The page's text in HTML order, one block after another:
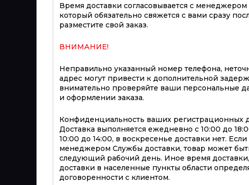
Время доставки согласовывается с
который обязательно свяжется с вами сразу
разместите свой заказ.
ВНИМАНИЕ!
Неправильно указанный номер телефона,
адрес могут привести к дополнительной
внимательно проверяйте ваши персональные
и оформлении заказа.
Конфиденциальность ваших регистрационных
Доставка выполняется ежедневно с 10:00 до
10:00 до 14:00, в воскресенье доставки нет.
менеджером Службы доставки, товар может
следующий рабочий день. Иное время
доставки в населенные пункты области
договоренности с клиентом.